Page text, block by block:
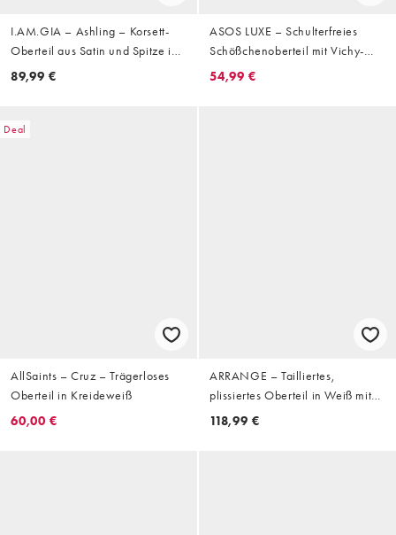
I.AM.GIA – Ashling – Korsett-
Oberteil aus Satin und Spitze in
Rosa, Kombiteil
89,99 €
ASOS LUXE – Schulterfreies
Schößchenoberteil mit Vichy-
Karomuster, Kombiteil
54,99 €
Deal
AllSaints – Cruz – Trägerloses
Oberteil in Kreideweiß
60,00 €
ARRANGE – Tailliertes,
plissiertes Oberteil in Weiß mit
voluminösen Ärmeln
118,99 €